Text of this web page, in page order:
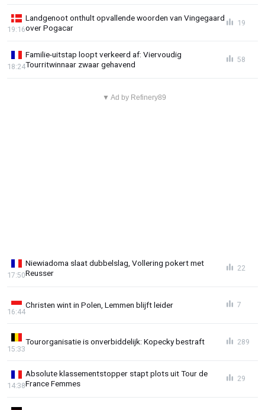
Landgenoot onthult opvallende woorden van Vingegaard
over Pogacar
19:16
19
Familie-uitstap loopt verkeerd af: Viervoudig
Tourritwinnaar zwaar gehavend
18:24
58
▼ Ad by Refinery89
Niewiadoma slaat dubbelslag, Vollering pokert met
Reusser
17:50
22
Christen wint in Polen, Lemmen blijft leider
16:44
7
Tourorganisatie is onverbiddelijk: Kopecky bestraft
15:33
289
Absolute klassementstopper stapt plots uit Tour de
France Femmes
14:38
29